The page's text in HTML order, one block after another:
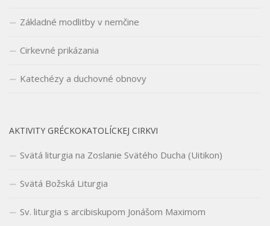
Základné modlitby v nemčine
Cirkevné prikázania
Katechézy a duchovné obnovy
AKTIVITY GRÉCKOKATOLÍCKEJ CIRKVI
Svätá liturgia na Zoslanie Svätého Ducha (Uitikon)
Svätá Božská Liturgia
Sv. liturgia s arcibiskupom Jonášom Maximom